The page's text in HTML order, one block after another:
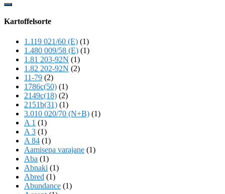
Show
Content
Kartoffelsorte
1.119 021/60 (E) (1)
1.480 009/58 (E) (1)
1.81 203-92N (1)
1.82 202-92N (2)
11-79 (2)
1786c(50) (1)
2149c(18) (2)
2151b(31) (1)
3.010 020/70 (N+B) (1)
A 1 (1)
A 3 (1)
A 84 (1)
Aamisepa varajane (1)
Aba (1)
Abnaki (1)
Abred (1)
Abundance (1)